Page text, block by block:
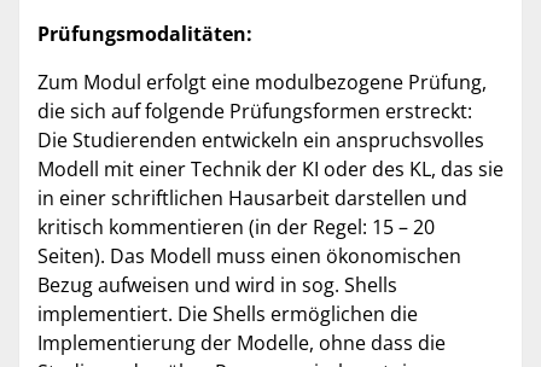
Prüfungsmodalitäten:
Zum Modul erfolgt eine modulbezogene Prüfung,
die sich auf folgende Prüfungsformen erstreckt:
Die Studierenden entwickeln ein anspruchsvolles
Modell mit einer Technik der KI oder des KL, das sie
in einer schriftlichen Hausarbeit darstellen und
kritisch kommentieren (in der Regel: 15 – 20
Seiten). Das Modell muss einen ökonomischen
Bezug aufweisen und wird in sog. Shells
implementiert. Die Shells ermöglichen die
Implementierung der Modelle, ohne dass die